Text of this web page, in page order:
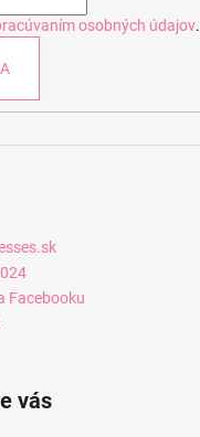
osobných údajov.
Facebooku
vás